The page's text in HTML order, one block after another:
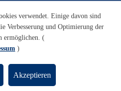
Technomathematik
verwendet. Einige davon sind
Verbesserung und Optimierung der
ermöglichen. (
)
Akzeptieren